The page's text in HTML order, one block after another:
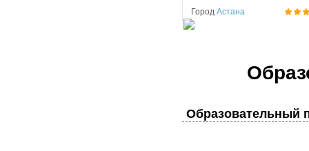
Город Астана
Образовательный